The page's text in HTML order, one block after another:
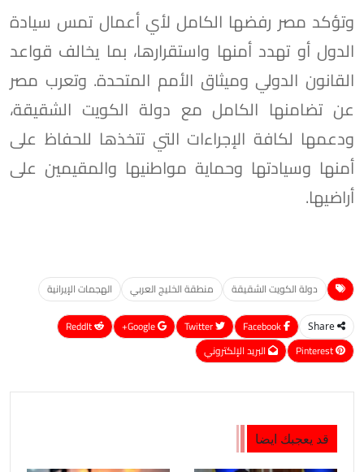
وتؤكد مصر رفضها الكامل لأي أعمال تمس سيادة
الدول أو تهدد أمنها واستقرارها، بما يخالف قواعد
القانون الدولي وميثاق الأمم المتحدة. وتعرب مصر
عن تضامنها الكامل مع دولة الكويت الشقيقة،
ودعمها لكافة الإجراءات التي تتخذها للحفاظ على
أمنها وسيادتها وحماية مواطنيها والمقيمين على
أراضيها.
دولة الكويت الشقيقة منطقة الخليج العربي الهجمات الإيرانية
Share
Google+
ReddIt
Pinterest
البريد الإلكتروني
قد يعجبك ايضا